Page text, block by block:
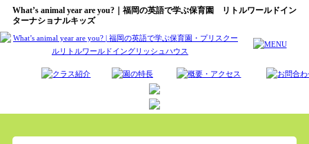
What’s animal year are you?｜福岡の英語で学ぶ保育園 リトルワールドイン
ターナショナルキッズ